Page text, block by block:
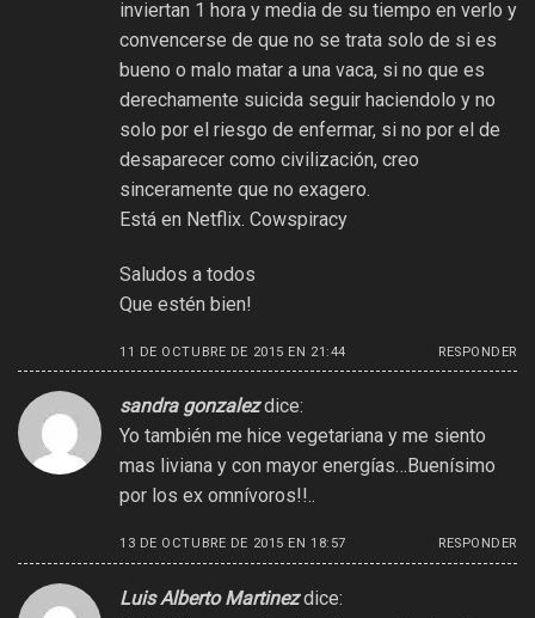
inviertan 1 hora y media de su tiempo en verlo y
convencerse de que no se trata solo de si es
bueno o malo matar a una vaca, si no que es
derechamente suicida seguir haciendolo y no
solo por el riesgo de enfermar, si no por el de
desaparecer como civilización, creo
sinceramente que no exagero.
Está en Netflix. Cowspiracy
Saludos a todos
Que estén bien!
11 DE OCTUBRE DE 2015 EN 21:44 RESPONDER
sandra gonzalez dice:
Yo también me hice vegetariana y me siento
mas liviana y con mayor energías…Buenísimo
por los ex omnívoros!!..
13 DE OCTUBRE DE 2015 EN 18:57 RESPONDER
Luis Alberto Martinez dice: